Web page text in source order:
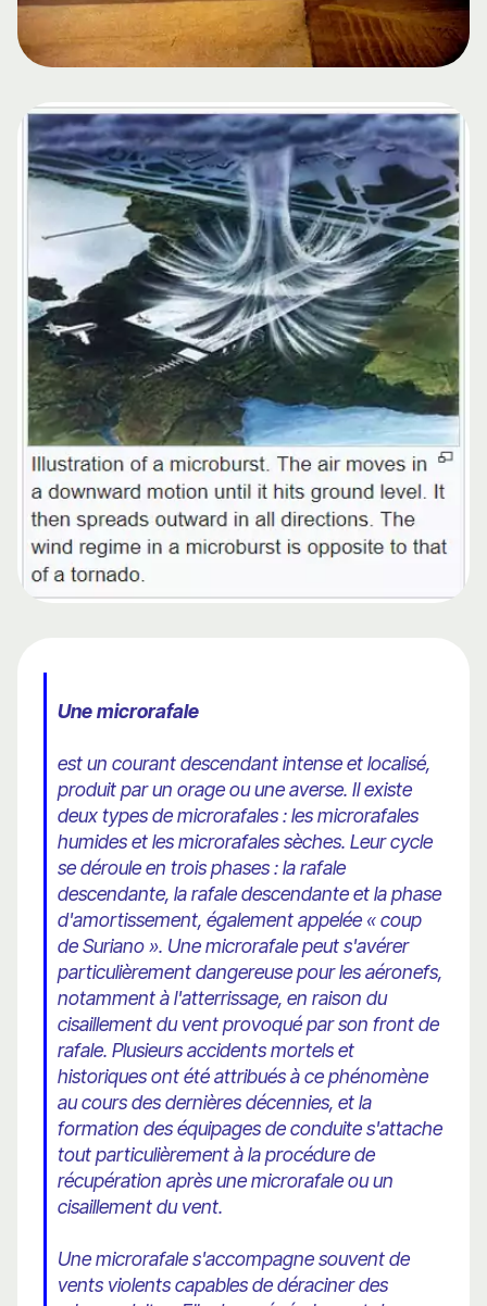
Une microrafale
est un courant descendant intense et localisé,
produit par un orage ou une averse. Il existe
deux types de microrafales : les microrafales
humides et les microrafales sèches. Leur cycle
se déroule en trois phases : la rafale
descendante, la rafale descendante et la phase
d'amortissement, également appelée « coup
de Suriano ». Une microrafale peut s'avérer
particulièrement dangereuse pour les aéronefs,
notamment à l'atterrissage, en raison du
cisaillement du vent provoqué par son front de
rafale. Plusieurs accidents mortels et
historiques ont été attribués à ce phénomène
au cours des dernières décennies, et la
formation des équipages de conduite s'attache
tout particulièrement à la procédure de
récupération après une microrafale ou un
cisaillement du vent.
Une microrafale s'accompagne souvent de
vents violents capables de déraciner des